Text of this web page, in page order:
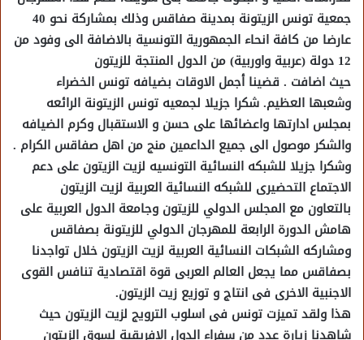
جمعية تونس الزيتونة بمدينة صفاقس وذلك بمشاركة نحو 40
عارضا من كافة انحاء الجمهورية التونسية بالاضافة الى وفود من
12 دولة (عربية واوربية) من الدول المنتجة للزيتون
حيث اضافت . قضينا أجمل الاوقات بضيافه تونس الخضراء
وشعبها العظيم. شكرا جزيلا لجمعيه تونس الزيتونة الرائعه
بمجلس ادارتها واعضائها على حسن و الاستقبال وكرم الضيافه
والشكر موصول الى جميع الداعمين منج من اهل صفاقس الكرام .
وشكرا جزيلا للشبكه النسائية التونسيه لزيت الزيتون على دعم
الاجتماع التحضيرى للشبكه النسائية العربية لزيت الزيتون
بالتعاون مع المجلس الدولي للزيتون وجامعة الدول العربية على
هامش الدورة الرابعة للمهرجان الدولي للزيتونة بصفاقس
ومشاركه الشبكات النسائية العربية لزيت الزيتون خلال تواجدنا
بصفاقس مما يجعل العالم العربى قوة اقتصادية تنافس القوى
الاجنبية الاخرى فى انتاج و توزيع زيت الزيتون.
هذا ولقد تميزت تونس فى اسلوب الترويج لزيت الزيتون حيث
شاهدنا زيارة عدد من سفراء الدول الافريقية لسوق الزيتون